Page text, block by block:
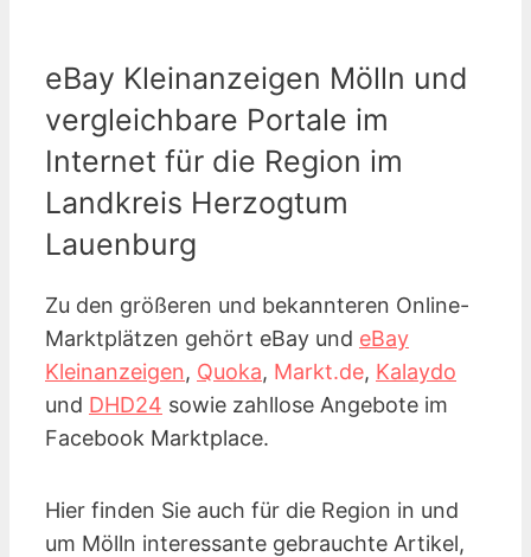
eBay Kleinanzeigen Mölln und
vergleichbare Portale im
Internet für die Region im
Landkreis Herzogtum
Lauenburg
Zu den größeren und bekannteren Online-
Marktplätzen gehört eBay und eBay
Kleinanzeigen, Quoka, Markt.de, Kalaydo
und DHD24 sowie zahllose Angebote im
Facebook Marktplace.
Hier finden Sie auch für die Region in und
um Mölln interessante gebrauchte Artikel,